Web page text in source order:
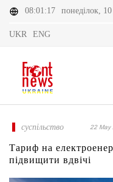
08:01:17 понеділок,
UKR ENG
суспільство 22 May
Тариф на
підвищити вдвічі